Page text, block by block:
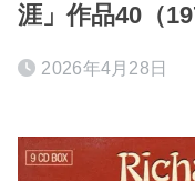
涯」作品40（
2026年4月28日